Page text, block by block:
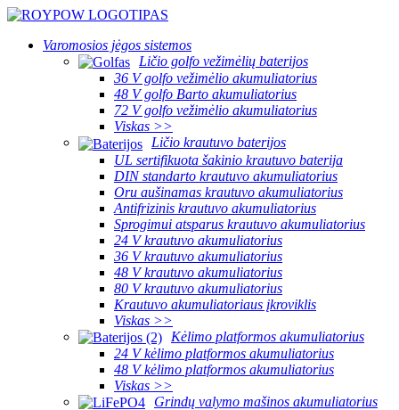
Varomosios jėgos sistemos
Ličio golfo vežimėlių baterijos
36 V golfo vežimėlio akumuliatorius
48 V golfo Barto akumuliatorius
72 V golfo vežimėlio akumuliatorius
Viskas >>
Ličio krautuvo baterijos
UL sertifikuota šakinio krautuvo baterija
DIN standarto krautuvo akumuliatorius
Oru aušinamas krautuvo akumuliatorius
Antifrizinis krautuvo akumuliatorius
Sprogimui atsparus krautuvo akumuliatorius
24 V krautuvo akumuliatorius
36 V krautuvo akumuliatorius
48 V krautuvo akumuliatorius
80 V krautuvo akumuliatorius
Krautuvo akumuliatoriaus įkroviklis
Viskas >>
Kėlimo platformos akumuliatorius
24 V kėlimo platformos akumuliatorius
48 V kėlimo platformos akumuliatorius
Viskas >>
Grindų valymo mašinos akumuliatorius